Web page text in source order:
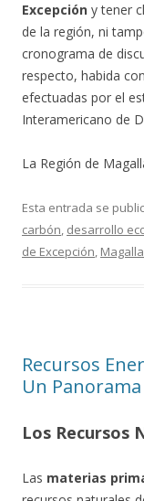
Excepción y tener
de la región, ni
cronograma de
respecto, habida
efectuadas por el
Interamericano de
La Región de
Esta entrada se
carbón, desarrollo
de Excepción,
Recursos
Un
Los Recursos
Las materias